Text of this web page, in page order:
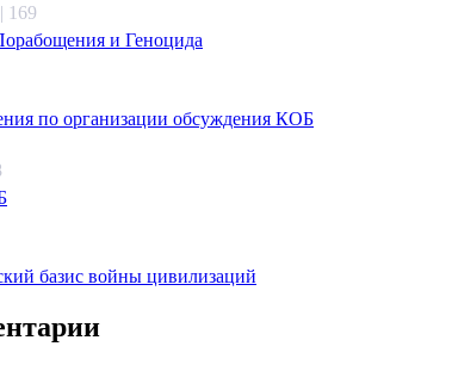
| 169
и Геноцида
по организации обсуждения КОБ
базис войны цивилизаций